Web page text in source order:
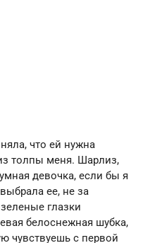
что ей нужна
толпы меня. Шарлиз,
девочка, если бы я
ее, не за
глазки
белоснежная шубка,
чувствуешь с первой